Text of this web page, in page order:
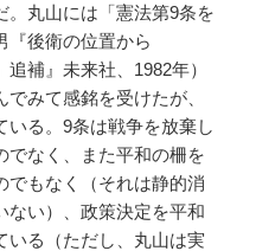
。丸山には「憲法第9条を
『後衛の位置から
補』未来社、1982年）
みて感銘を受けたが、
いる。9条は戦争を放棄し
でなく、また平和の柵を
でもなく（それは静的消
ない）、政策決定を平和
いる（ただし、丸山は実